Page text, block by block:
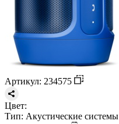
Артикул: 234575
Цвет:
Тип: Акустические системы